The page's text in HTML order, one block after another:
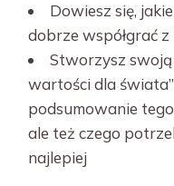
Dowiesz się,
dobrze współgrać
Stworzysz
wartości dla
podsumowanie
ale też czego
najlepiej